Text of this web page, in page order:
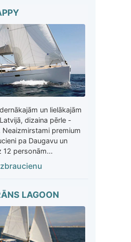
un lielākajām
dizaina pērle -
Neaizmirstami premium
pa Daugavu un
12 personām...
LAGOON